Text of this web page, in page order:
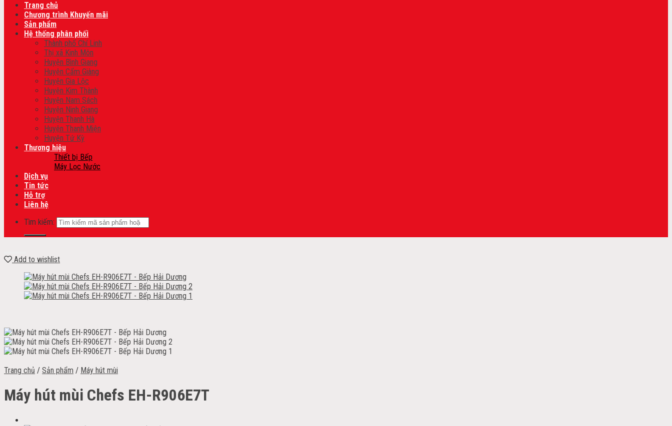
Trang chủ
Chương trình Khuyến mãi
Sản phẩm
Hệ thống phân phối
Thành phố Chí Linh
Thị xã Kinh Môn
Huyện Bình Giang
Huyện Cẩm Giàng
Huyện Gia Lộc
Huyện Kim Thành
Huyện Nam Sách
Huyện Ninh Giang
Huyện Thanh Hà
Huyện Thanh Miện
Huyện Tứ Kỳ
Thương hiệu
Thiết bị Bếp
Máy Lọc Nước
Dịch vụ
Tin tức
Hỗ trợ
Liên hệ
Tìm kiếm:
Add to wishlist
Trang chủ / Sản phẩm / Máy hút mùi
Máy hút mùi Chefs EH-R906E7T